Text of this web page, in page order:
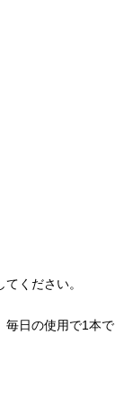
ください。
毎日の使用で1本で